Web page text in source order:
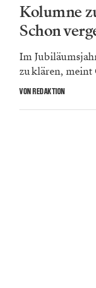
Kolumne
Schon
Im
zu klären,
VON REDAKTION